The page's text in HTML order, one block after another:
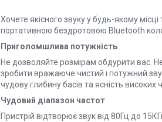
Хочете якісного звуку у будь-якому
портативною бездротовою Bluetooth
Приголомшлива потужність
Не дозволяйте розмірам обдурити вас.
зробити вражаюче чистий і потужний
чудову глибину басів та ясність високих
Чудовий діапазон частот
Пристрій відтворює звук від 80Гц до